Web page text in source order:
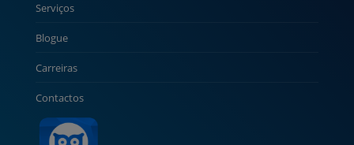
Serviços
Blogue
Carreiras
Contactos